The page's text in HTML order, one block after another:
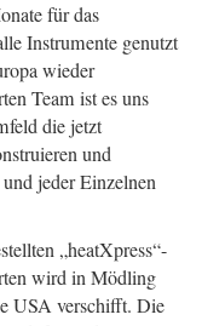
für das
Instrumente genutzt
wieder
Team ist es uns
die jetzt
und
jeder Einzelnen
„heatXpress“-
wird in Mödling
USA verschifft. Die